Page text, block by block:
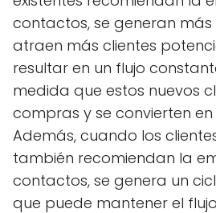
contactos, se generan más
atraen más clientes
resultar en un flujo
medida que estos nuevos
compras y se convierten en
Además, cuando los
también recomiendan la
contactos, se genera un
que puede mantener el